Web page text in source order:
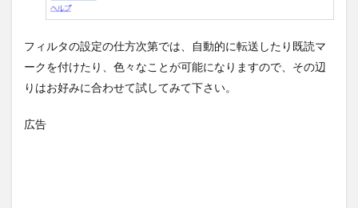
フィルタの設定の仕方次第では、自動的に転送したり既読マ
ークを付けたり、色々なことが可能になりますので、その辺
りはお好みに合わせて試してみて下さい。
広告